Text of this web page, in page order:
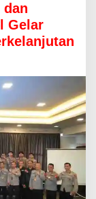
dan
Gelar